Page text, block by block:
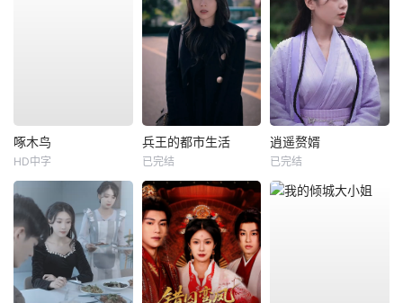
啄木鸟
HD中字
兵王的都市生活
已完结
逍遥赘婿
已完结